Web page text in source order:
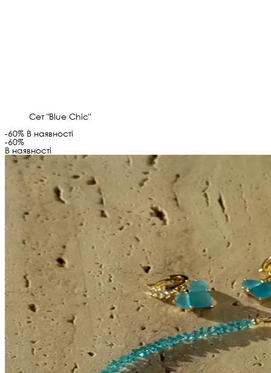
Сет "Blue Chic"
-60% В наявності
-60%
В наявності